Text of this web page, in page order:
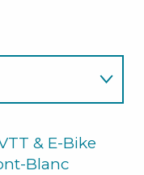
& E-Bike
Blanc